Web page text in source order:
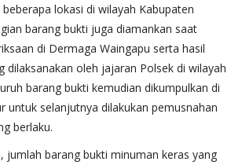
lokasi di wilayah Kabupaten
barang bukti juga diamankan saat
di Dermaga Waingapu serta hasil
dilaksanakan oleh jajaran Polsek di wilayah
barang bukti kemudian dikumpulkan di
untuk selanjutnya dilakukan pemusnahan
berlaku.
jumlah barang bukti minuman keras yang